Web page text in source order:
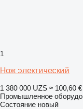
1
Нож электический
1 380 000 UZS ≈ 100,60 €
Промышленное
Состояние новый